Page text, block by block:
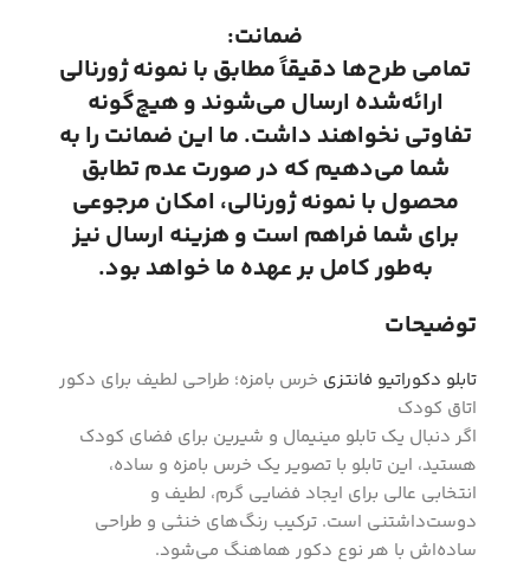
ضمانت:
تمامی طرح‌ها دقیقاً مطابق با نمونه ژورنالی
ارائه‌شده ارسال می‌شوند و هیچ‌گونه
تفاوتی نخواهند داشت. ما این ضمانت را به
شما می‌دهیم که در صورت عدم تطابق
محصول با نمونه ژورنالی، امکان مرجوعی
برای شما فراهم است و هزینه ارسال نیز
به‌طور کامل بر عهده ما خواهد بود.
توضیحات
تابلو دکوراتیو فانتزی خرس بامزه؛ طراحی لطیف برای دکور
اتاق کودک
اگر دنبال یک تابلو مینیمال و شیرین برای فضای کودک
هستید، این تابلو با تصویر یک خرس بامزه و ساده،
انتخابی عالی برای ایجاد فضایی گرم، لطیف و
دوست‌داشتنی است. ترکیب رنگ‌های خنثی و طراحی
ساده‌اش با هر نوع دکور هماهنگ می‌شود.